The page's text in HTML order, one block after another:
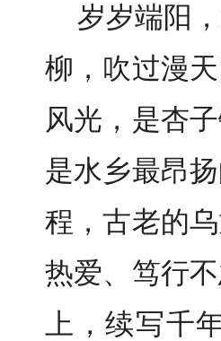
岁岁端阳
柳，吹过漫
风光，是杏
是水乡最昂
程，古老的
热爱、笃行
上，续写千